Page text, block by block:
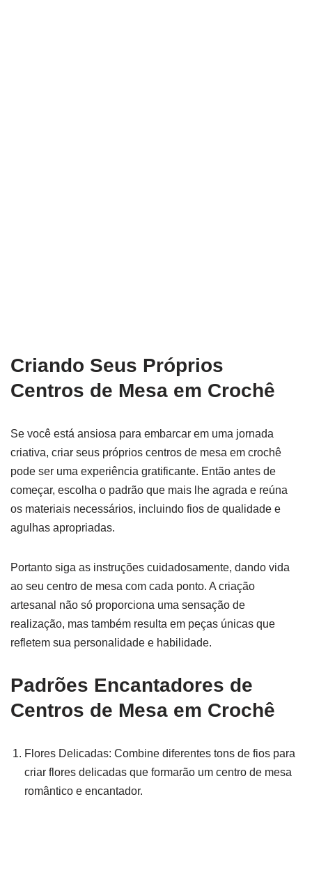
Criando Seus Próprios
Centros de Mesa em Crochê
Se você está ansiosa para embarcar em uma jornada
criativa, criar seus próprios centros de mesa em crochê
pode ser uma experiência gratificante. Então antes de
começar, escolha o padrão que mais lhe agrada e reúna
os materiais necessários, incluindo fios de qualidade e
agulhas apropriadas.
Portanto siga as instruções cuidadosamente, dando vida
ao seu centro de mesa com cada ponto. A criação
artesanal não só proporciona uma sensação de
realização, mas também resulta em peças únicas que
refletem sua personalidade e habilidade.
Padrões Encantadores de
Centros de Mesa em Crochê
Flores Delicadas: Combine diferentes tons de fios para
criar flores delicadas que formarão um centro de mesa
romântico e encantador.